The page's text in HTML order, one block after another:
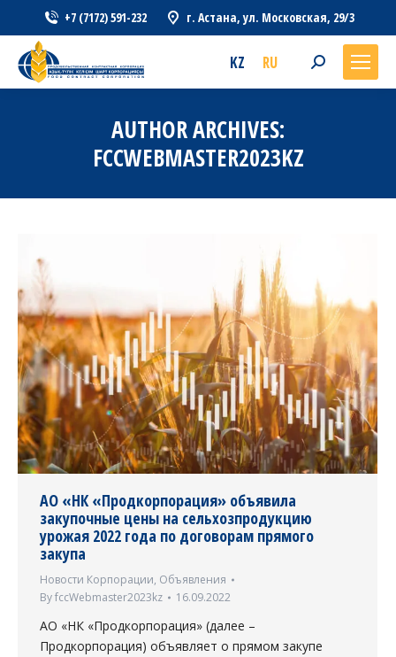
+7 (7172) 591-232 г. Астана, ул. Московская, 29/3
KZ RU Search:
AUTHOR ARCHIVES:
FCCWEBMASTER2023KZ
АО «НК «Продкорпорация» объявила
закупочные цены на сельхозпродукцию
урожая 2022 года по договорам прямого
закупа
Новости Корпорации, Объявления
ByfccWebmaster2023kz 16.09.2022
АО «НК «Продкорпорация» (далее –
Продкорпорация) объявляет о прямом закупе